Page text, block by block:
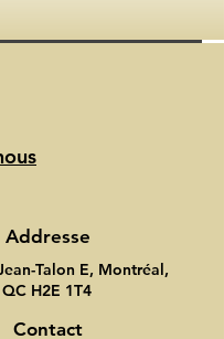
Addresse
Talon E, Montréal,
QC H2E 1T4
Contact